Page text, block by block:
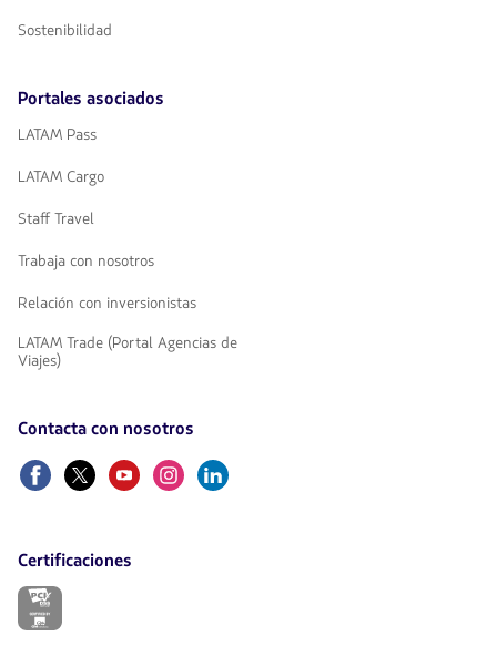
Sostenibilidad
Portales asociados
LATAM Pass
LATAM Cargo
Staff Travel
Trabaja con nosotros
Relación con inversionistas
LATAM Trade (Portal Agencias de
Viajes)
Contacta con nosotros
FacebookTwitterYoutubeInstagram
Linkedin
Certificaciones
El